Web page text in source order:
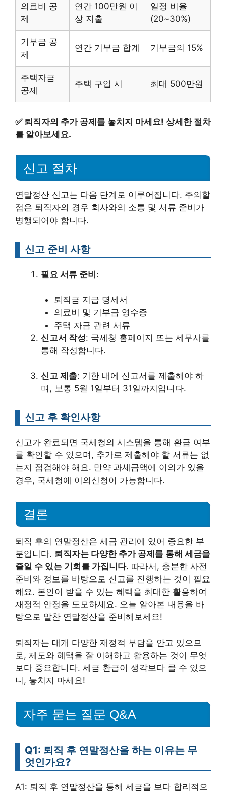
의료비 공
제
연간 100만원 이
상 지출
일정 비율
(20~30%)
기부금 공
제
연간 기부금 합계 기부금의 15%
주택자금
공제
주택 구입 시 최대 500만원
✅ 퇴직자의 추가 공제를 놓치지 마세요! 상세한 절차
를 알아보세요.
신고 절차
연말정산 신고는 다음 단계로 이루어집니다. 주의할
점은 퇴직자의 경우 회사와의 소통 및 서류 준비가
병행되어야 합니다.
신고 준비 사항
필요 서류 준비 :
퇴직금 지급 명세서
의료비 및 기부금 영수증
주택 자금 관련 서류
신고서 작성: 국세청 홈페이지 또는 세무사를
통해 작성합니다.
신고 제출: 기한 내에 신고서를 제출해야 하
며, 보통 5월 1일부터 31일까지입니다.
신고 후 확인사항
신고가 완료되면 국세청의 시스템을 통해 환급 여부
를 확인할 수 있으며, 추가로 제출해야 할 서류는 없
는지 점검해야 해요. 만약 과세금액에 이의가 있을
경우, 국세청에 이의신청이 가능합니다.
결론
퇴직 후의 연말정산은 세금 관리에 있어 중요한 부
분입니다. 퇴직자는 다양한 추가 공제를 통해 세금을
줄일 수 있는 기회를 가집니다. 따라서, 충분한 사전
준비와 정보를 바탕으로 신고를 진행하는 것이 필요
해요. 본인이 받을 수 있는 혜택을 최대한 활용하여
재정적 안정을 도모하세요. 오늘 알아본 내용을 바
탕으로 알찬 연말정산을 준비해보세요!
퇴직자는 대개 다양한 재정적 부담을 안고 있으므
로, 제도와 혜택을 잘 이해하고 활용하는 것이 무엇
보다 중요합니다. 세금 환급이 생각보다 클 수 있으
니, 놓치지 마세요!
자주 묻는 질문 Q&A
Q1: 퇴직 후 연말정산을 하는 이유는 무
엇인가요?
A1: 퇴직 후 연말정산을 통해 세금을 보다 합리적으